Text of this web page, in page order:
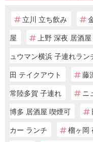
立川 立ち飲み
屋
上野 深夜 居酒屋
ュウマン横浜 子連れラン
田 テイクアウト
藤
常陸多賀 子連れ
ニ
博多 居酒屋 喫煙可
カー ランチ
榴ヶ岡